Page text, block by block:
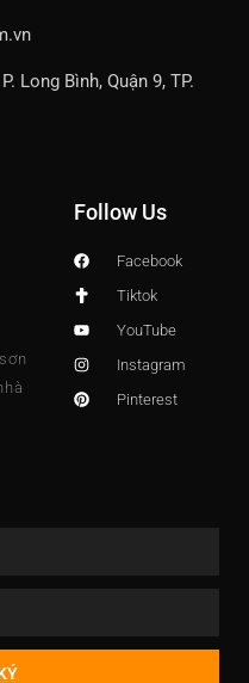
Long Bình, Quận 9, TP.
Follow Us
Facebook
Tiktok
YouTube
Instagram
Pinterest